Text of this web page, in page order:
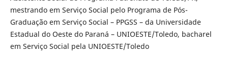
mestrando em Serviço Social pelo Programa de Pós-
Graduação em Serviço Social – PPGSS – da Universidade
Estadual do Oeste do Paraná – UNIOESTE/Toledo, bacharel
em Serviço Social pela UNIOESTE/Toledo